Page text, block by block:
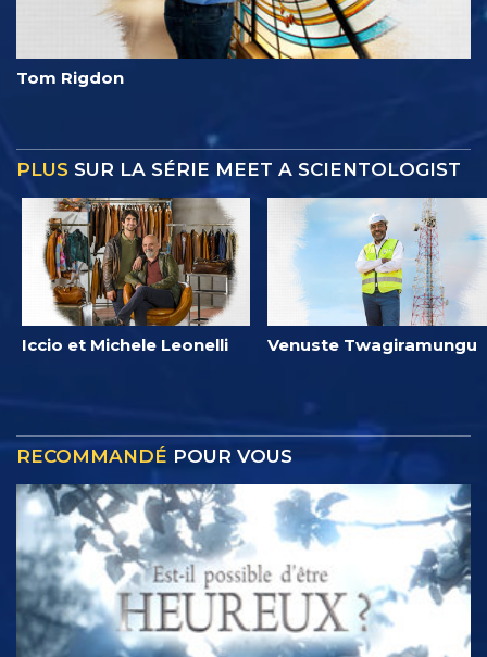
Tom Rigdon
PLUS SUR LA SÉRIE MEET A SCIENTOLOGIST
Iccio et Michele Leonelli Venuste Twagiramungu
RECOMMANDÉ POUR VOUS